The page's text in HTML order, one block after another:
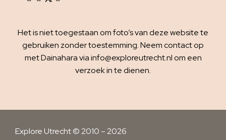
Het is niet toegestaan om foto’s van deze website te
gebruiken zonder toestemming. Neem contact op
met Dainahara via info@exploreutrecht.nl om een
verzoek in te dienen.
Explore Utrecht © 2010 – 2026